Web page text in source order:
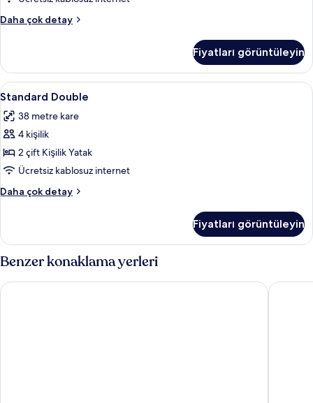
Daha çok detay
Oda
detay
Fiyatları görüntüleyin
Standard
Double
için
tüm
fotoğrafları
görün
Odada kasa, masa, beşik/çocuk
2
Standard Double
38 metre kare
4 kişilik
2 çift Kişilik Yatak
Ücretsiz kablosuz internet
Daha çok detay
Standard
fazla
detay
Fiyatları görüntüleyin
Benzer konaklama yerleri
Beach Place Hotel